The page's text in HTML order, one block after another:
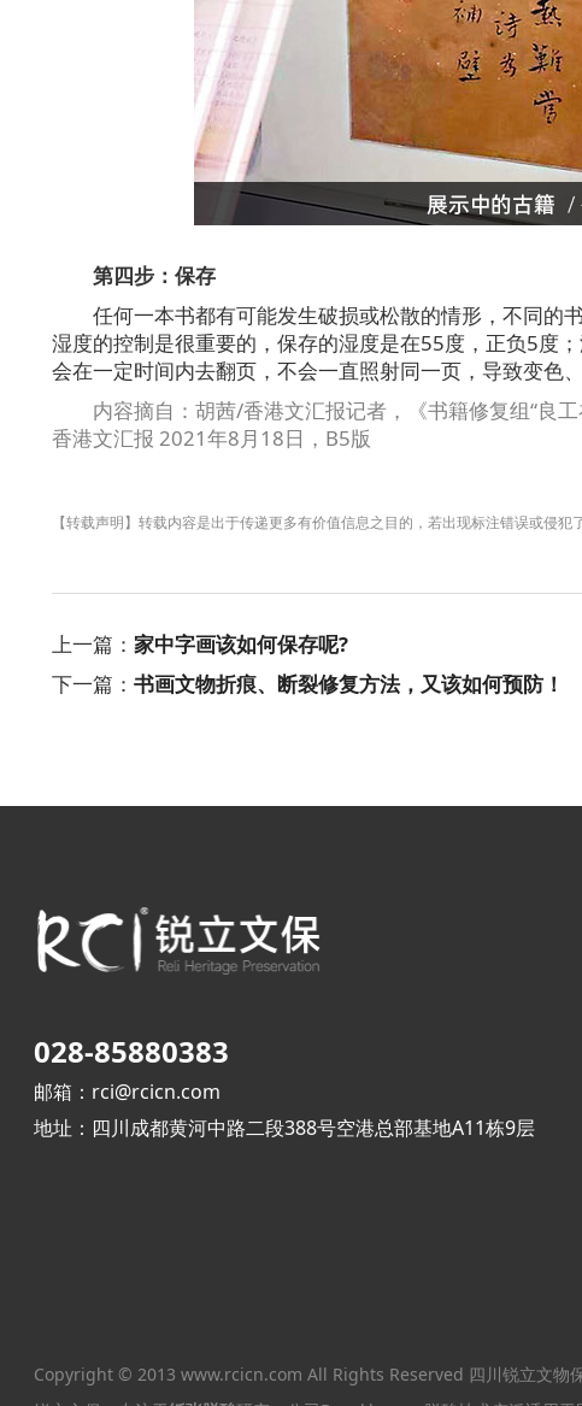
第四步：保存
任何一本书都有可能发生破损或松散的情形，不同的
湿度的控制是很重要的，保存的湿度是在55度，正负5度
会在一定时间内去翻页，不会一直照射同一页，导致变色
内容摘自：胡茜/香港文汇报记者，《书籍修复组“良
香港文汇报 2021年8月18日，B5版
【转载声明】转载内容是出于传递更多有价值信息之目的，若出现标注错误或侵
上一篇：家中字画该如何保存呢?
下一篇：书画文物折痕、断裂修复方法，又该如何预防！
028-85880383
邮箱：rci@rcicn.com
地址：四川成都黄河中路二段388号空港总部基地A11栋9层
Copyright © 2013 www.rcicn.com All Rights Reserved 四川锐立文物